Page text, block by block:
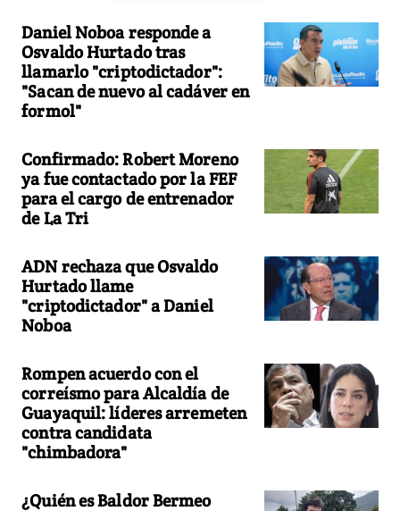
Daniel Noboa responde a
Osvaldo Hurtado tras
llamarlo "criptodictador":
"Sacan de nuevo al cadáver en
formol"
Confirmado: Robert Moreno
ya fue contactado por la FEF
para el cargo de entrenador
de La Tri
ADN rechaza que Osvaldo
Hurtado llame
"criptodictador" a Daniel
Noboa
Rompen acuerdo con el
correísmo para Alcaldía de
Guayaquil: líderes arremeten
contra candidata
"chimbadora"
¿Quién es Baldor Bermeo